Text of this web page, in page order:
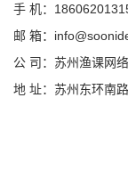
手 机：
邮 箱：
公 司：苏州渔课网
地 址：苏州东环南